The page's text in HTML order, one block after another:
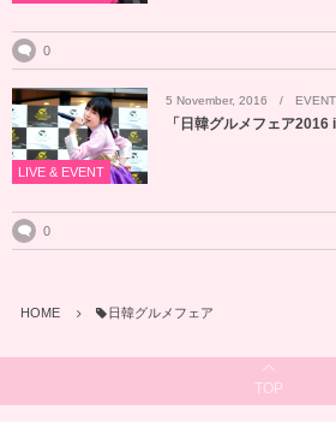
0
LIVE & EVENT
5 November, 2016 EVENT
「日韓グルメフェア2016
0
HOME 日韓グルメフェア
TOP